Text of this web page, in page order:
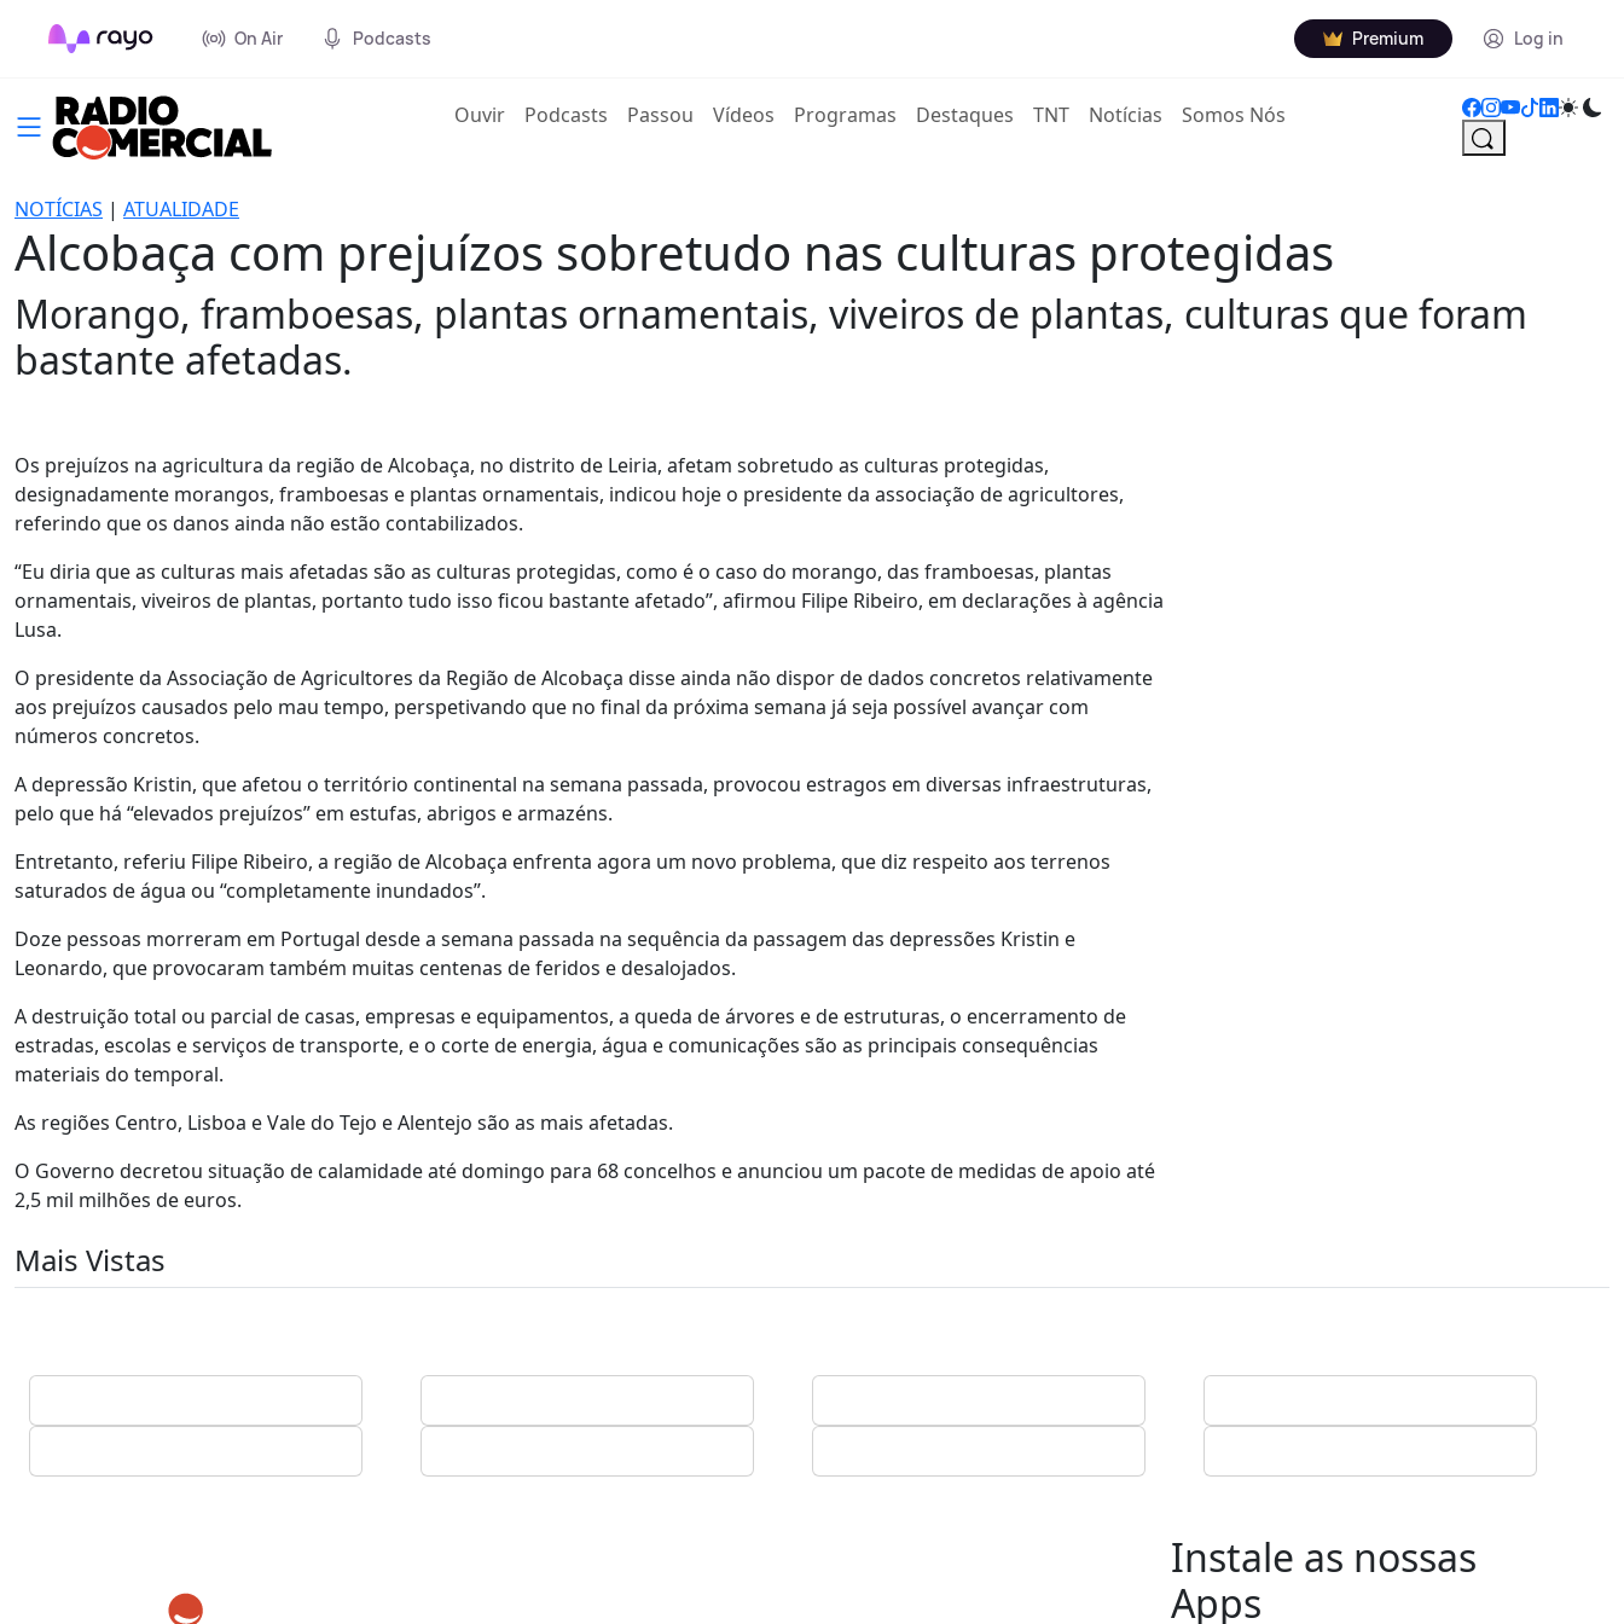
On Air Podcasts Premium Log in
Ouvir(current)
Podcasts Passou Vídeos Programas Destaques TNT Notícias Somos Nós
NOTÍCIAS | ATUALIDADE
Alcobaça com prejuízos sobretudo nas culturas protegidas
Morango, framboesas, plantas ornamentais, viveiros de plantas, culturas que foram
bastante afetadas.
Os prejuízos na agricultura da região de Alcobaça, no distrito de Leiria, afetam sobretudo as culturas protegidas,
designadamente morangos, framboesas e plantas ornamentais, indicou hoje o presidente da associação de agricultores,
referindo que os danos ainda não estão contabilizados.
“Eu diria que as culturas mais afetadas são as culturas protegidas, como é o caso do morango, das framboesas, plantas
ornamentais, viveiros de plantas, portanto tudo isso ficou bastante afetado”, afirmou Filipe Ribeiro, em declarações à agência
Lusa.
O presidente da Associação de Agricultores da Região de Alcobaça disse ainda não dispor de dados concretos relativamente
aos prejuízos causados pelo mau tempo, perspetivando que no final da próxima semana já seja possível avançar com
números concretos.
A depressão Kristin, que afetou o território continental na semana passada, provocou estragos em diversas infraestruturas,
pelo que há “elevados prejuízos” em estufas, abrigos e armazéns.
Entretanto, referiu Filipe Ribeiro, a região de Alcobaça enfrenta agora um novo problema, que diz respeito aos terrenos
saturados de água ou “completamente inundados”.
Doze pessoas morreram em Portugal desde a semana passada na sequência da passagem das depressões Kristin e
Leonardo, que provocaram também muitas centenas de feridos e desalojados.
A destruição total ou parcial de casas, empresas e equipamentos, a queda de árvores e de estruturas, o encerramento de
estradas, escolas e serviços de transporte, e o corte de energia, água e comunicações são as principais consequências
materiais do temporal.
As regiões Centro, Lisboa e Vale do Tejo e Alentejo são as mais afetadas.
O Governo decretou situação de calamidade até domingo para 68 concelhos e anunciou um pacote de medidas de apoio até
2,5 mil milhões de euros.
Mais Vistas
Instale as nossas
Apps